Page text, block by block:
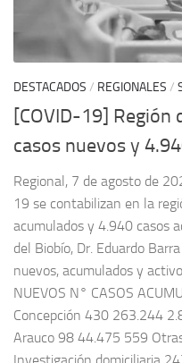
DESTACADOS / REGIONALES /
[COVID-19]
casos nuevos y
Regional, 7 de agosto de
19 se contabilizan en la
acumulados y 4.940 casos
del Biobío, Dr. Eduardo
nuevos, acumulados y
NUEVOS N° CASOS
Concepción 430 263.244
Arauco 98 44.475 559